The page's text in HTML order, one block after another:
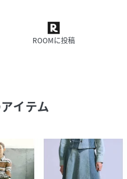
ROOMに投稿
イテム